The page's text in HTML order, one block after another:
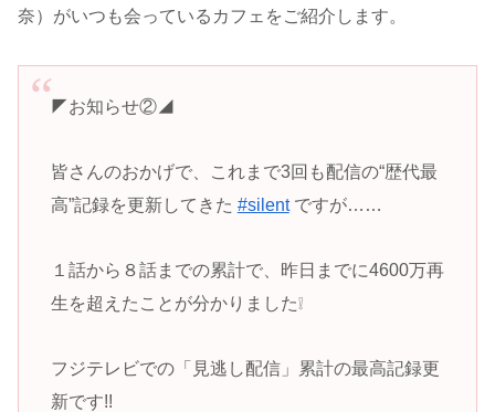
奈）がいつも会っているカフェをご紹介します。
◤お知らせ②◢
皆さんのおかげで、これまで3回も配信の“歴代最
高”記録を更新してきた #silentですが……
１話から８話までの累計で、昨日までに4600万再
生を超えたことが分かりました❕
フジテレビでの「見逃し配信」累計の最高記録更
新です!!